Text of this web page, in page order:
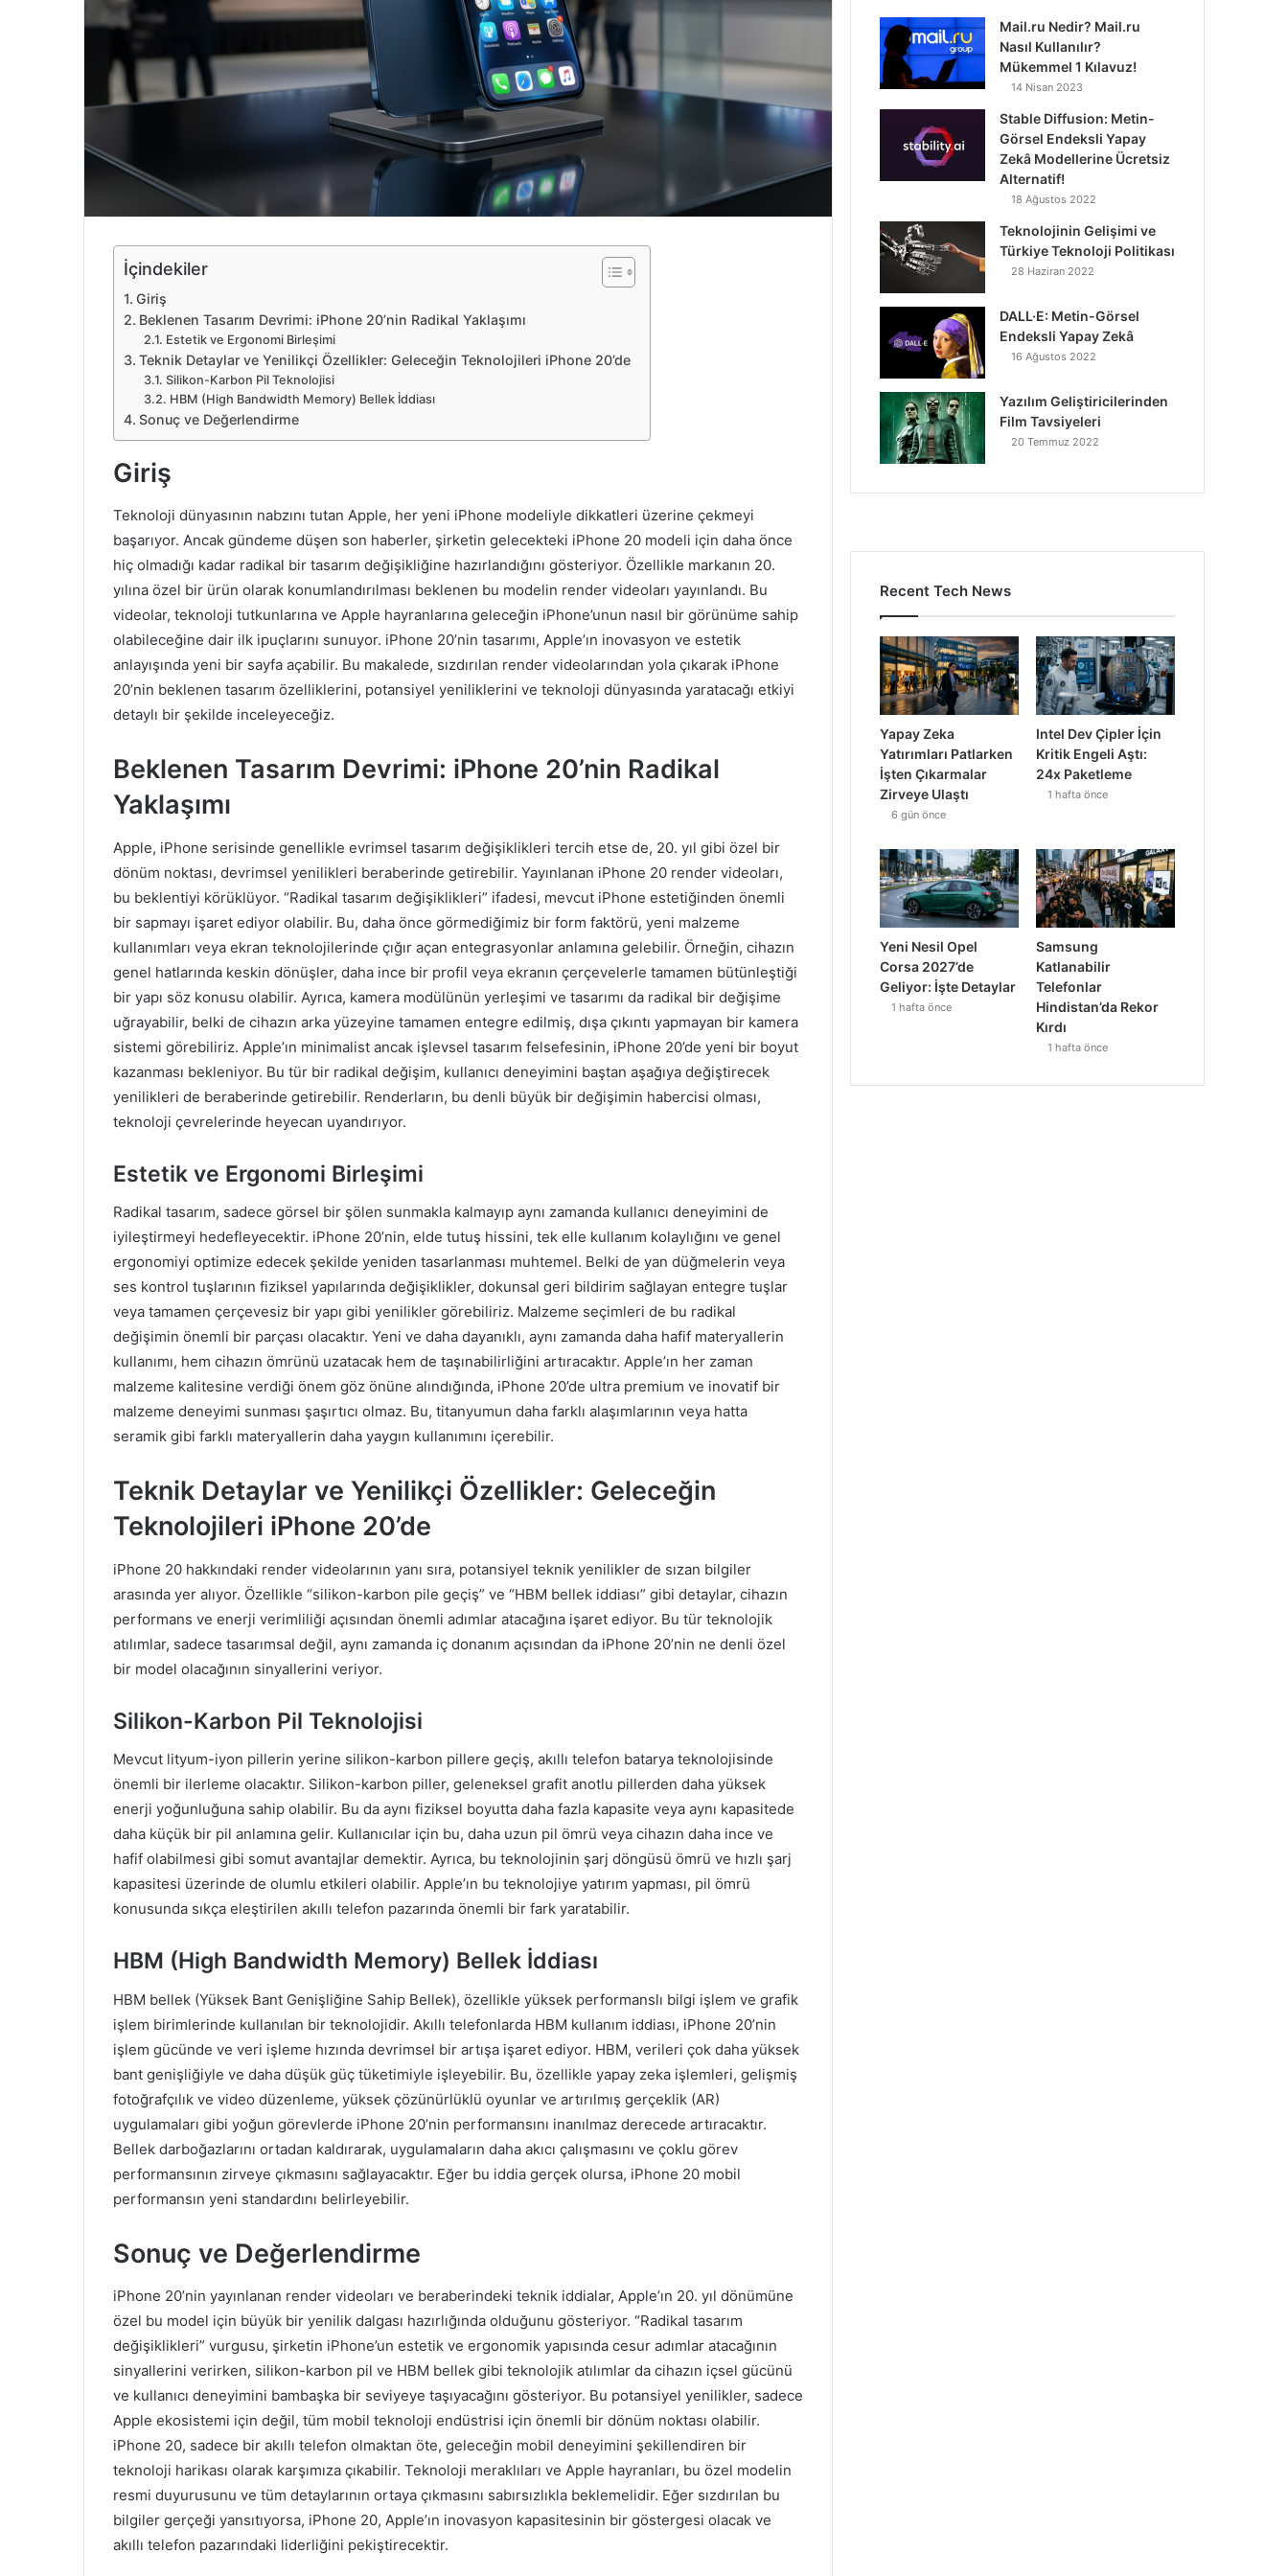
k
İçindekiler
Giriş
Beklenen Tasarım Devrimi: iPhone 20’nin Radikal Yaklaşımı
Estetik ve Ergonomi Birleşimi
Teknik Detaylar ve Yenilikçi Özellikler: Geleceğin Teknolojileri iPhone 20’de
Silikon-Karbon Pil Teknolojisi
HBM (High Bandwidth Memory) Bellek İddiası
Sonuç ve Değerlendirme
Giriş
Teknoloji dünyasının nabzını tutan Apple, her yeni iPhone modeliyle dikkatleri üzerine çekmeyi
başarıyor. Ancak gündeme düşen son haberler, şirketin gelecekteki iPhone 20 modeli için daha önce
hiç olmadığı kadar radikal bir tasarım değişikliğine hazırlandığını gösteriyor. Özellikle markanın 20.
yılına özel bir ürün olarak konumlandırılması beklenen bu modelin render videoları yayınlandı. Bu
videolar, teknoloji tutkunlarına ve Apple hayranlarına geleceğin iPhone’unun nasıl bir görünüme sahip
olabileceğine dair ilk ipuçlarını sunuyor. iPhone 20’nin tasarımı, Apple’ın inovasyon ve estetik
anlayışında yeni bir sayfa açabilir. Bu makalede, sızdırılan render videolarından yola çıkarak iPhone
20’nin beklenen tasarım özelliklerini, potansiyel yeniliklerini ve teknoloji dünyasında yaratacağı etkiyi
detaylı bir şekilde inceleyeceğiz.
Beklenen Tasarım Devrimi: iPhone 20’nin Radikal
Yaklaşımı
Apple, iPhone serisinde genellikle evrimsel tasarım değişiklikleri tercih etse de, 20. yıl gibi özel bir
dönüm noktası, devrimsel yenilikleri beraberinde getirebilir. Yayınlanan iPhone 20 render videoları,
bu beklentiyi körüklüyor. “Radikal tasarım değişiklikleri” ifadesi, mevcut iPhone estetiğinden önemli
bir sapmayı işaret ediyor olabilir. Bu, daha önce görmediğimiz bir form faktörü, yeni malzeme
kullanımları veya ekran teknolojilerinde çığır açan entegrasyonlar anlamına gelebilir. Örneğin, cihazın
genel hatlarında keskin dönüşler, daha ince bir profil veya ekranın çerçevelerle tamamen bütünleştiği
bir yapı söz konusu olabilir. Ayrıca, kamera modülünün yerleşimi ve tasarımı da radikal bir değişime
uğrayabilir, belki de cihazın arka yüzeyine tamamen entegre edilmiş, dışa çıkıntı yapmayan bir kamera
sistemi görebiliriz. Apple’ın minimalist ancak işlevsel tasarım felsefesinin, iPhone 20’de yeni bir boyut
kazanması bekleniyor. Bu tür bir radikal değişim, kullanıcı deneyimini baştan aşağıya değiştirecek
yenilikleri de beraberinde getirebilir. Renderların, bu denli büyük bir değişimin habercisi olması,
teknoloji çevrelerinde heyecan uyandırıyor.
Estetik ve Ergonomi Birleşimi
Radikal tasarım, sadece görsel bir şölen sunmakla kalmayıp aynı zamanda kullanıcı deneyimini de
iyileştirmeyi hedefleyecektir. iPhone 20’nin, elde tutuş hissini, tek elle kullanım kolaylığını ve genel
ergonomiyi optimize edecek şekilde yeniden tasarlanması muhtemel. Belki de yan düğmelerin veya
ses kontrol tuşlarının fiziksel yapılarında değişiklikler, dokunsal geri bildirim sağlayan entegre tuşlar
veya tamamen çerçevesiz bir yapı gibi yenilikler görebiliriz. Malzeme seçimleri de bu radikal
değişimin önemli bir parçası olacaktır. Yeni ve daha dayanıklı, aynı zamanda daha hafif materyallerin
kullanımı, hem cihazın ömrünü uzatacak hem de taşınabilirliğini artıracaktır. Apple’ın her zaman
malzeme kalitesine verdiği önem göz önüne alındığında, iPhone 20’de ultra premium ve inovatif bir
malzeme deneyimi sunması şaşırtıcı olmaz. Bu, titanyumun daha farklı alaşımlarının veya hatta
seramik gibi farklı materyallerin daha yaygın kullanımını içerebilir.
Teknik Detaylar ve Yenilikçi Özellikler: Geleceğin
Teknolojileri iPhone 20’de
iPhone 20 hakkındaki render videolarının yanı sıra, potansiyel teknik yenilikler de sızan bilgiler
arasında yer alıyor. Özellikle “silikon-karbon pile geçiş” ve “HBM bellek iddiası” gibi detaylar, cihazın
performans ve enerji verimliliği açısından önemli adımlar atacağına işaret ediyor. Bu tür teknolojik
atılımlar, sadece tasarımsal değil, aynı zamanda iç donanım açısından da iPhone 20’nin ne denli özel
bir model olacağının sinyallerini veriyor.
Silikon-Karbon Pil Teknolojisi
Mevcut lityum-iyon pillerin yerine silikon-karbon pillere geçiş, akıllı telefon batarya teknolojisinde
önemli bir ilerleme olacaktır. Silikon-karbon piller, geleneksel grafit anotlu pillerden daha yüksek
enerji yoğunluğuna sahip olabilir. Bu da aynı fiziksel boyutta daha fazla kapasite veya aynı kapasitede
daha küçük bir pil anlamına gelir. Kullanıcılar için bu, daha uzun pil ömrü veya cihazın daha ince ve
hafif olabilmesi gibi somut avantajlar demektir. Ayrıca, bu teknolojinin şarj döngüsü ömrü ve hızlı şarj
kapasitesi üzerinde de olumlu etkileri olabilir. Apple’ın bu teknolojiye yatırım yapması, pil ömrü
konusunda sıkça eleştirilen akıllı telefon pazarında önemli bir fark yaratabilir.
HBM (High Bandwidth Memory) Bellek İddiası
HBM bellek (Yüksek Bant Genişliğine Sahip Bellek), özellikle yüksek performanslı bilgi işlem ve grafik
işlem birimlerinde kullanılan bir teknolojidir. Akıllı telefonlarda HBM kullanım iddiası, iPhone 20’nin
işlem gücünde ve veri işleme hızında devrimsel bir artışa işaret ediyor. HBM, verileri çok daha yüksek
bant genişliğiyle ve daha düşük güç tüketimiyle işleyebilir. Bu, özellikle yapay zeka işlemleri, gelişmiş
fotoğrafçılık ve video düzenleme, yüksek çözünürlüklü oyunlar ve artırılmış gerçeklik (AR)
uygulamaları gibi yoğun görevlerde iPhone 20’nin performansını inanılmaz derecede artıracaktır.
Bellek darboğazlarını ortadan kaldırarak, uygulamaların daha akıcı çalışmasını ve çoklu görev
performansının zirveye çıkmasını sağlayacaktır. Eğer bu iddia gerçek olursa, iPhone 20 mobil
performansın yeni standardını belirleyebilir.
Sonuç ve Değerlendirme
iPhone 20’nin yayınlanan render videoları ve beraberindeki teknik iddialar, Apple’ın 20. yıl dönümüne
özel bu model için büyük bir yenilik dalgası hazırlığında olduğunu gösteriyor. “Radikal tasarım
değişiklikleri” vurgusu, şirketin iPhone’un estetik ve ergonomik yapısında cesur adımlar atacağının
sinyallerini verirken, silikon-karbon pil ve HBM bellek gibi teknolojik atılımlar da cihazın içsel gücünü
ve kullanıcı deneyimini bambaşka bir seviyeye taşıyacağını gösteriyor. Bu potansiyel yenilikler, sadece
Apple ekosistemi için değil, tüm mobil teknoloji endüstrisi için önemli bir dönüm noktası olabilir.
iPhone 20, sadece bir akıllı telefon olmaktan öte, geleceğin mobil deneyimini şekillendiren bir
teknoloji harikası olarak karşımıza çıkabilir. Teknoloji meraklıları ve Apple hayranları, bu özel modelin
resmi duyurusunu ve tüm detaylarının ortaya çıkmasını sabırsızlıkla beklemelidir. Eğer sızdırılan bu
bilgiler gerçeği yansıtıyorsa, iPhone 20, Apple’ın inovasyon kapasitesinin bir göstergesi olacak ve
akıllı telefon pazarındaki liderliğini pekiştirecektir.
Mail.ru Nedir? Mail.ru
Nasıl Kullanılır?
Mükemmel 1 Kılavuz!
14 Nisan 2023
Stable Diffusion: Metin-
Görsel Endeksli Yapay
Zekâ Modellerine Ücretsiz
Alternatif!
18 Ağustos 2022
Teknolojinin Gelişimi ve
Türkiye Teknoloji Politikası
28 Haziran 2022
DALL·E: Metin-Görsel
Endeksli Yapay Zekâ
16 Ağustos 2022
Yazılım Geliştiricilerinden
Film Tavsiyeleri
20 Temmuz 2022
Recent Tech News
Yapay Zeka
Yatırımları Patlarken
İşten Çıkarmalar
Zirveye Ulaştı
6 gün önce
Intel Dev Çipler İçin
Kritik Engeli Aştı:
24x Paketleme
1 hafta önce
Yeni Nesil Opel
Corsa 2027’de
Geliyor: İşte Detaylar
1 hafta önce
Samsung
Katlanabilir
Telefonlar
Hindistan’da Rekor
Kırdı
1 hafta önce